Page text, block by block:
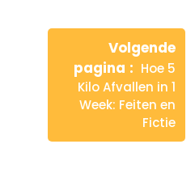
Volgende
pagina
Hoe 5
Kilo Afvallen in 1
Week: Feiten en
Fictie